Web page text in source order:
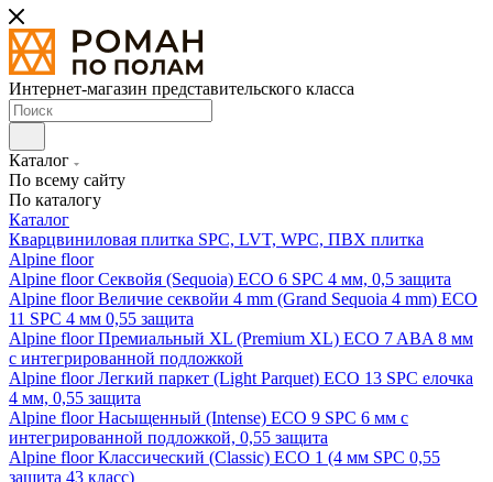
Интернет-магазин представительского класса
Каталог
По всему сайту
По каталогу
Каталог
Кварцвиниловая плитка SPC, LVT, WPC, ПВХ плитка
Alpine floor
Alpine floor Секвойя (Sequoia) ECO 6 SPC 4 мм, 0,5 защита
Alpine floor Величие секвойи 4 mm (Grand Sequoia 4 mm) ECO
11 SPC 4 мм 0,55 защита
Alpine floor Премиальный XL (Premium XL) ECO 7 ABA 8 мм
с интегрированной подложкой
Alpine floor Легкий паркет (Light Parquet) ECO 13 SPC елочка
4 мм, 0,55 защита
Alpine floor Насыщенный (Intense) ECO 9 SPC 6 мм с
интегрированной подложкой, 0,55 защита
Alpine floor Классический (Classic) ECO 1 (4 мм SPC 0,55
защита 43 класс)